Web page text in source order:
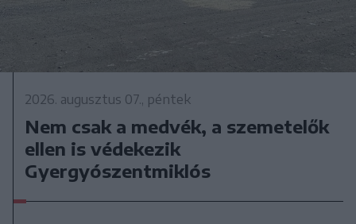
2026. augusztus 07., péntek
Nem csak a medvék, a szemetelők
ellen is védekezik
Gyergyószentmiklós